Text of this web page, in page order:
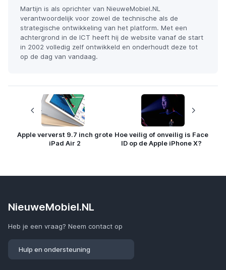
Martijn is als oprichter van NieuweMobiel.NL
verantwoordelijk voor zowel de technische als de
strategische ontwikkeling van het platform. Met een
achtergrond in de ICT heeft hij de website vanaf de start
in 2002 volledig zelf ontwikkeld en onderhoudt deze tot
op de dag van vandaag.
Apple ververst 9.7 inch grote
iPad Air 2
Hoe veilig of onveilig is Face
ID op de Apple iPhone X?
NieuweMobiel.NL
Heb je een vraag? Neem contact op
Hulp en ondersteuning